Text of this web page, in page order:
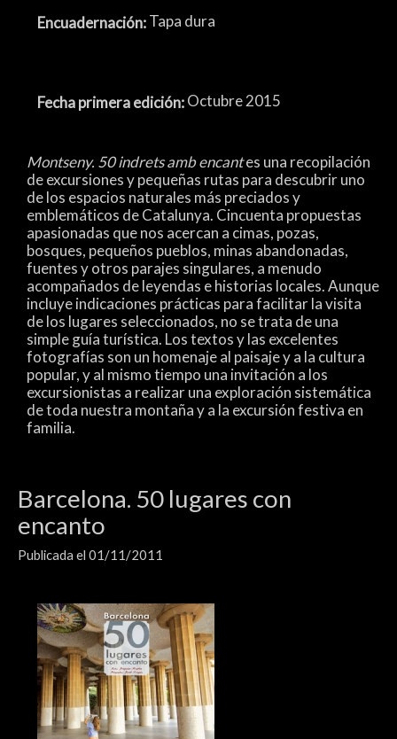
Encuadernación:Tapa dura
Fecha primera edición:Octubre 2015
Montseny. 50 indrets amb encantes una recopilación
de excursiones y pequeñas rutas para descubrir uno
de los espacios naturales más preciados y
emblemáticos de Catalunya. Cincuenta propuestas
apasionadas que nos acercan a cimas, pozas,
bosques, pequeños pueblos, minas abandonadas,
fuentes y otros parajes singulares, a menudo
acompañados de leyendas e historias locales. Aunque
incluye indicaciones prácticas para facilitar la visita
de los lugares seleccionados, no se trata de una
simple guía turística. Los textos y las excelentes
fotografías son un homenaje al paisaje y a la cultura
popular, y al mismo tiempo una invitación a los
excursionistas a realizar una exploración sistemática
de toda nuestra montaña y a la excursión festiva en
familia.
Barcelona. 50 lugares con
encanto
Publicada el 01/11/2011